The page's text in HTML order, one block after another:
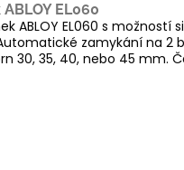
EL060
ABLOY EL060 s možností
zamykání na 2
30, 35, 40, nebo 45 mm.